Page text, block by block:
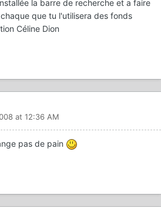
la barre de recherche et a faire
que tu l'utilisera des fonds
Céline Dion
at 12:36 AM
pas de pain